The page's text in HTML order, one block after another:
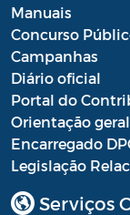
Manuais
Concurso
Campanhas
Diário oficial
Portal do
Orientação
Encarregado
Legislação
Serviços